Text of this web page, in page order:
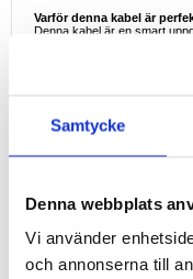
Samtycke
Denna webbplats
Vi använder
och annonserna till
Varför denna kabel är
Denna kabel är en smart
minskar belastningen under
bekvämlighet utan att du
Intressanta fakta om 240W
- 240W-stöd används för
de håller skärmen synlig